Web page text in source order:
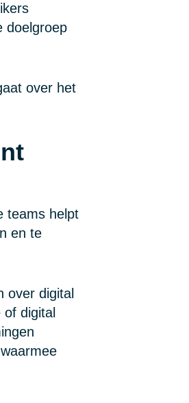
doelgroep
over het
teams helpt
en te
over digital
digital